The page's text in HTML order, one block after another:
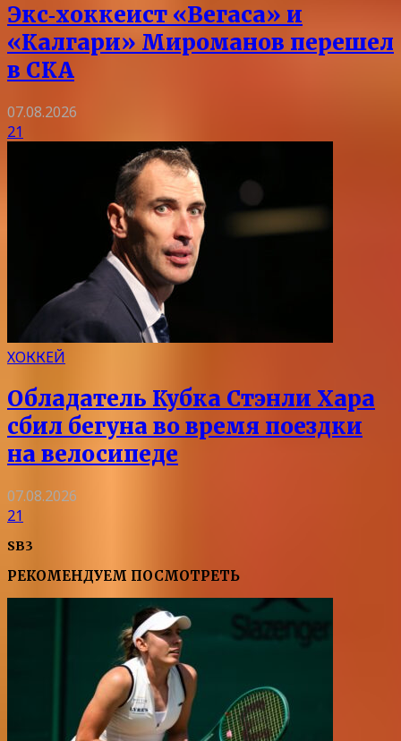
Экс‑хоккеист «Вегаса» и
«Калгари» Мироманов перешел
в СКА
07.08.2026
21
ХОККЕЙ
Обладатель Кубка Стэнли Хара
сбил бегуна во время поездки
на велосипеде
07.08.2026
21
SB3
РЕКОМЕНДУЕМ ПОСМОТРЕТЬ